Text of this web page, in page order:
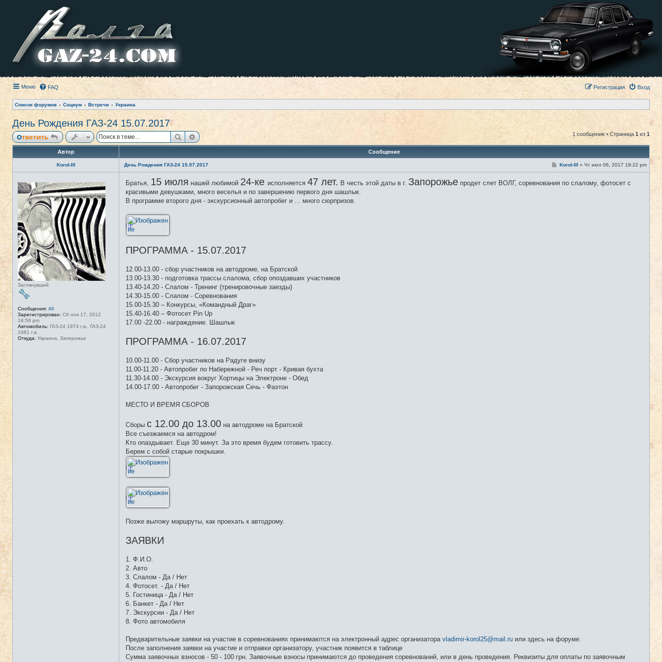
Меню FAQ Вход
Регистрация
Список форумов Социум Встречи Украина
День Рождения ГАЗ-24 15.07.2017
Ответить ПоискРасширенный поиск 1 сообщение • Страница 1 из 1
Автор Сообщение
Korol-III
Н
е
в
и
Заглянувший
Сообщения: 46
Зарегистрирован: Сб ноя 17, 2012
18:56 pm
Автомобиль: ГАЗ-24 1973 г.в., ГАЗ-24
1981 г.в.
Откуда: Украина, Запорожье
День Рождения ГАЗ-24 15.07.2017 #1
С
б
Korol-III » Чт июл 06, 2017 19:22 pm
Братья, 15 июля нашей любимой 24-ке исполняется 47 лет. В честь этой даты в г. Запорожье продет слет ВОЛГ, соревнования по слалому, фотосет с
красивыми девушками, много веселья и по завершению первого дня шашлык.
В программе второго дня - экскурсионный автопробег и ... много сюрпризов.
ПРОГРАММА - 15.07.2017
12.00-13.00 - сбор участников на автодроме, на Братской
13.00-13.30 - подготовка трассы слалома, сбор опоздавших участников
13.40-14.20 - Слалом - Тренинг (тренировочные заезды)
14.30-15.00 - Слалом - Соревнования
15.00-15.30 – Конкурсы, «Командный Драг»
15.40-16.40 – Фотосет Pin Up
17.00 -22.00 - награждение. Шашлык
ПРОГРАММА - 16.07.2017
10.00-11.00 - Сбор участников на Радуге внизу
11.00-11.20 - Автопробег по Набережной - Реч порт - Кривая бухта
11.30-14.00 - Экскурсия вокруг Хортицы на Электроне - Обед
14.00-17.00 - Автопробег - Запорожская Сечь - Фаэтон
МЕСТО И ВРЕМЯ СБОРОВ
Сборы с 12.00 до 13.00 на автодроме на Братской
Все съезжаемся на автодром!
Кто опаздывает. Еще 30 минут. За это время будем готовить трассу.
Берем с собой старые покрышки.
Позже выложу маршруты, как проехать к автодрому.
ЗАЯВКИ
1. Ф.И.О.
2. Авто
3. Слалом - Да / Нет
4. Фотосет. - Да / Нет
5. Гостиница - Да / Нет
6. Банкет - Да / Нет
7. Экскурсии - Да / Нет
8. Фото автомобиля
Предварительные заявки на участие в соревнованиях принимаются на электронный адрес организатора vladimir-korol25@mail.ru или здесь на форуме.
После заполнения заявки на участие и отправки организатору, участник появится в таблице
Сумма заявочных взносов - 50 - 100 грн. Заявочные взносы принимаются до проведения соревнований, или в день проведения. Реквизиты для оплаты по заявочным